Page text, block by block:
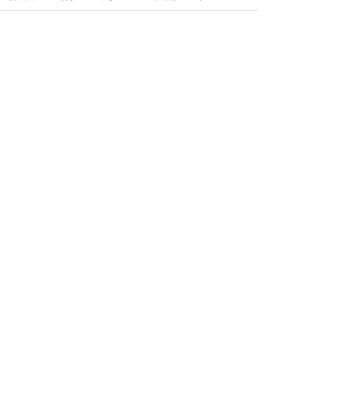
す
す
ります
に発送してい